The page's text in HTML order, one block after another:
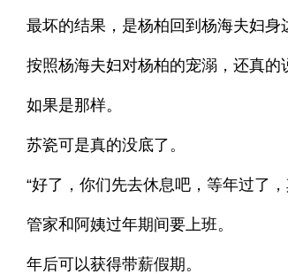
最坏的结果，是杨柏回到杨海夫妇身
按照杨海夫妇对杨柏的宠溺，还真的
如果是那样。
苏瓷可是真的没底了。
“好了，你们先去休息吧，等年过了
管家和阿姨过年期间要上班。
年后可以获得带薪假期。